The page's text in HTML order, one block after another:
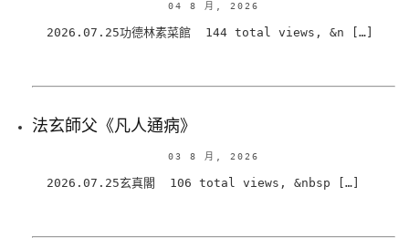
04 8 月, 2026
2026.07.25功德林素菜館 144 total views, &n […]
法玄師父《凡人通病》
03 8 月, 2026
2026.07.25玄真閣 106 total views, &nbsp […]